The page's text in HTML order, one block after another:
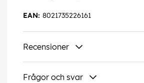
8021735226161
EAN:
Recensioner
Frågor och svar